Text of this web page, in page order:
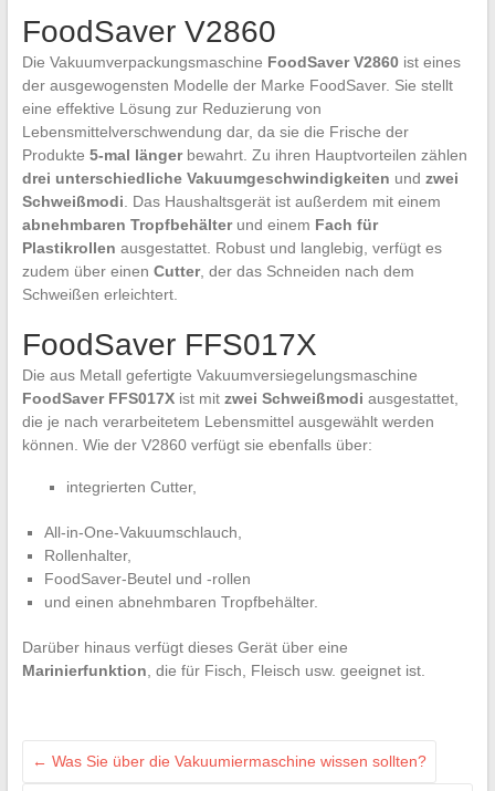
FoodSaver V2860
Die Vakuumverpackungsmaschine FoodSaver V2860ist eines
der ausgewogensten Modelle der Marke FoodSaver. Sie stellt
eine effektive Lösung zur Reduzierung von
Lebensmittelverschwendung dar, da sie die Frische der
Produkte 5-mal längerbewahrt. Zu ihren Hauptvorteilen zählen
drei unterschiedliche Vakuumgeschwindigkeiten und zwei
Schweißmodi . Das Haushaltsgerät ist außerdem mit einem
abnehmbaren Tropfbehälterund einem Fach für
Plastikrollen ausgestattet. Robust und langlebig, verfügt es
zudem über einen Cutter, der das Schneiden nach dem
Schweißen erleichtert.
FoodSaver FFS017X
Die aus Metall gefertigte Vakuumversiegelungsmaschine
FoodSaver FFS017Xist mit zwei Schweißmodi ausgestattet,
die je nach verarbeitetem Lebensmittel ausgewählt werden
können. Wie der V2860 verfügt sie ebenfalls über:
integrierten Cutter,
All-in-One-Vakuumschlauch,
Rollenhalter,
FoodSaver-Beutel und -rollen
und einen abnehmbaren Tropfbehälter.
Darüber hinaus verfügt dieses Gerät über eine
Marinierfunktion , die für Fisch, Fleisch usw. geeignet ist.
← Was Sie über die Vakuumiermaschine wissen sollten?